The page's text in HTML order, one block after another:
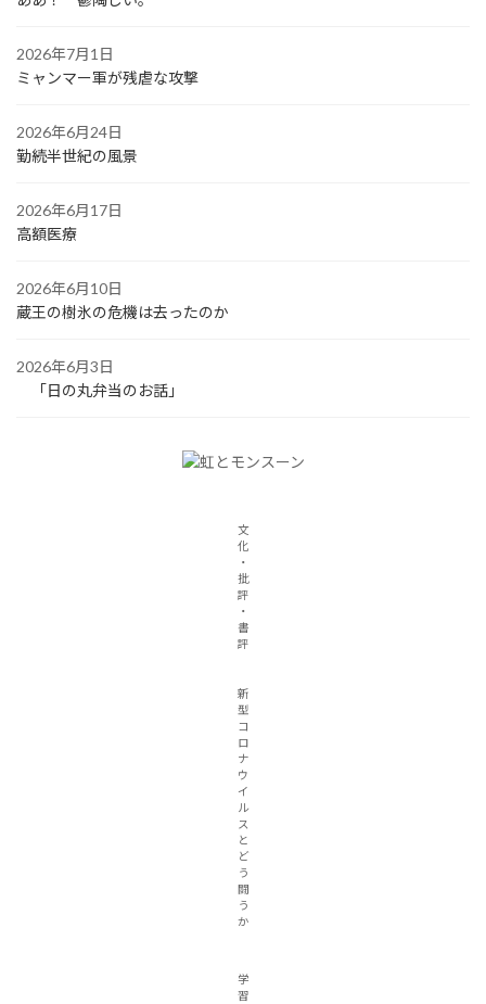
2026年7月1日
ミャンマー軍が残虐な攻撃
2026年6月24日
勤続半世紀の風景
2026年6月17日
高額医療
2026年6月10日
蔵王の樹氷の危機は去ったのか
2026年6月3日
「日の丸弁当のお話」
文
化
・
批
評
・
書
評
新
型
コ
ロ
ナ
ウ
イ
ル
ス
と
ど
う
闘
う
か
学
習